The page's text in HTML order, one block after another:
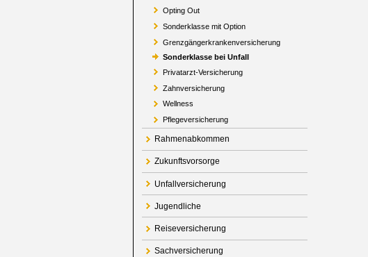
Opting Out
Sonderklasse mit Option
Grenzgängerkrankenversicherung
Sonderklasse bei Unfall
Privatarzt-Versicherung
Zahnversicherung
Wellness
Pflegeversicherung
Rahmenabkommen
Zukunftsvorsorge
Unfallversicherung
Jugendliche
Reiseversicherung
Sachversicherung